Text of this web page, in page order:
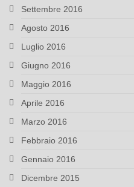
Settembre 2016
Agosto 2016
Luglio 2016
Giugno 2016
Maggio 2016
Aprile 2016
Marzo 2016
Febbraio 2016
Gennaio 2016
Dicembre 2015